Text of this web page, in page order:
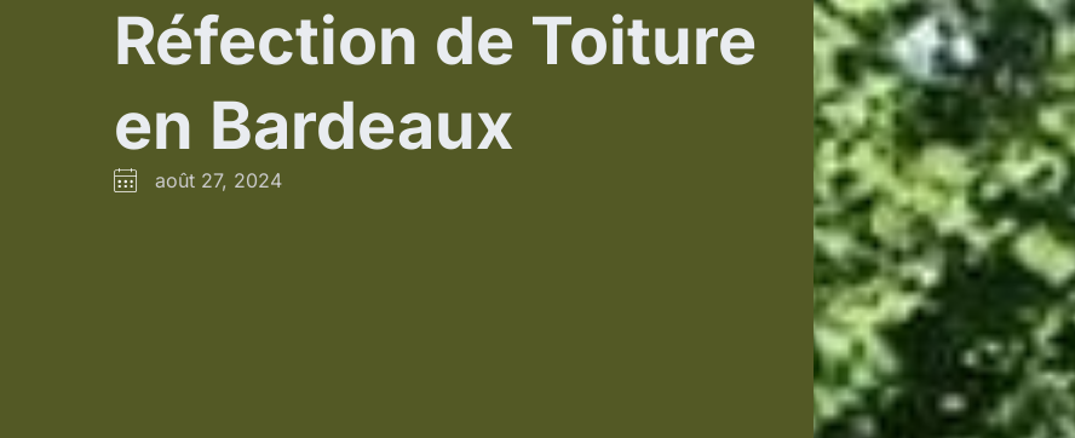
Réfection de Toiture
en Bardeaux
août 27, 2024